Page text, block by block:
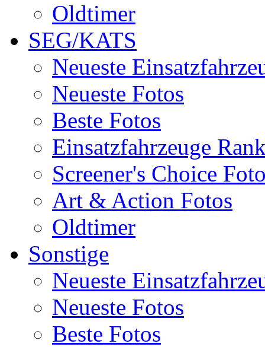
Oldtimer
SEG/KATS
Neueste
Neueste Fotos
Beste Fotos
Einsatzfahrzeuge
Screener's Choice
Art & Action Fotos
Oldtimer
Sonstige
Neueste
Neueste Fotos
Beste Fotos